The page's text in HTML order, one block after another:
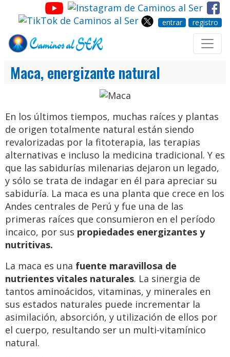
entrar registro
Maca, energizante natural
En los últimos tiempos, muchas raíces y plantas
de origen totalmente natural están siendo
revalorizadas por la fitoterapia, las terapias
alternativas e incluso la medicina tradicional. Y es
que las sabidurías milenarias dejaron un legado,
y sólo se trata de indagar en él para apreciar su
sabiduría. La maca es una planta que crece en los
Andes centrales de Perú y fue una de las
primeras raíces que consumieron en el período
incaico, por sus propiedades energizantes y
nutritivas.
La maca es una fuente maravillosa de
nutrientes vitales naturales. La sinergia de
tantos aminoácidos, vitaminas, y minerales en
sus estados naturales puede incrementar la
asimilación, absorción, y utilización de ellos por
el cuerpo, resultando ser un multi-vitamínico
natural.